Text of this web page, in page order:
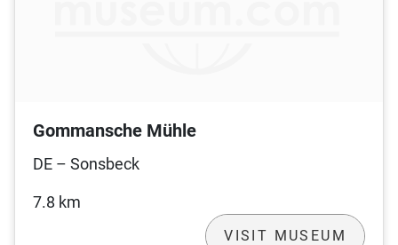
Gommansche Mühle
DE – Sonsbeck
7.8 km
VISIT MUSEUM